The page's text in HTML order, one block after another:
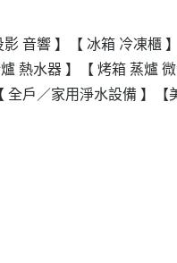
影 音響 】 【 冰箱 冷凍櫃 】
熱水器 】 【 烤箱 蒸爐
全戶／家用淨水設備 】
【